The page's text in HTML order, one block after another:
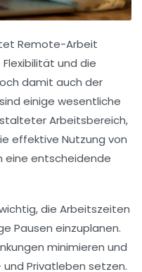
Remote-Arbeit
Flexibilität und die
damit auch der
einige wesentliche
Arbeitsbereich,
effektive Nutzung von
eine entscheidende
die Arbeitszeiten
Pausen einzuplanen.
minimieren und
und Privatleben setzen.